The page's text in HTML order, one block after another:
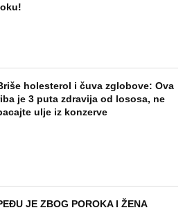
holesterol i čuva zglobove: Ova
je 3 puta zdravija od lososa, ne
ulje iz konzerve
JE ZBOG POROKA I ŽENA